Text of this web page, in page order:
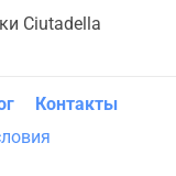
Ciutadella
Контакты